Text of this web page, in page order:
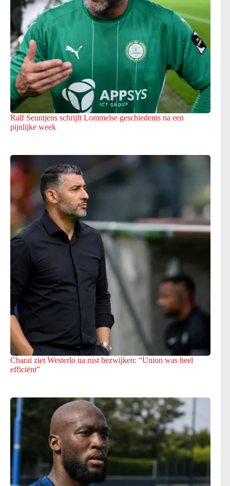
Ralf Seuntjens schrijft Lommelse geschiedenis na een
pijnlijke week
Charai ziet Westerlo na rust bezwijken: “Union was heel
efficiënt”